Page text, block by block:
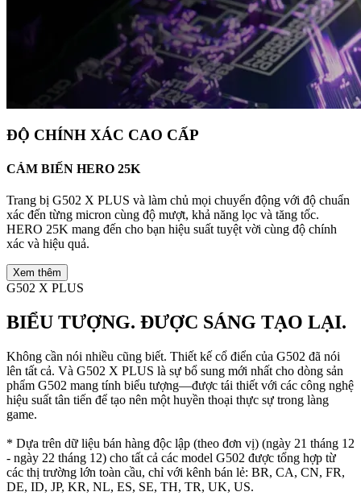
ĐỘ CHÍNH XÁC CAO CẤP
CẢM BIẾN HERO 25K
Trang bị G502 X PLUS và làm chủ mọi chuyển động với độ chuẩn
xác đến từng micron cùng độ mượt, khả năng lọc và tăng tốc.
HERO 25K mang đến cho bạn hiệu suất tuyệt vời cùng độ chính
xác và hiệu quả.
Xem thêm
G502 X PLUS
BIỂU TƯỢNG. ĐƯỢC SÁNG TẠO LẠI.
Không cần nói nhiều cũng biết. Thiết kế cổ điển của G502 đã nói
lên tất cả. Và G502 X PLUS là sự bổ sung mới nhất cho dòng sản
phẩm G502 mang tính biểu tượng—được tái thiết với các công nghệ
hiệu suất tân tiến để tạo nên một huyền thoại thực sự trong làng
game.
* Dựa trên dữ liệu bán hàng độc lập (theo đơn vị) (ngày 21 tháng 12
- ngày 22 tháng 12) cho tất cả các model G502 được tổng hợp từ
các thị trường lớn toàn cầu, chỉ với kênh bán lẻ: BR, CA, CN, FR,
DE, ID, JP, KR, NL, ES, SE, TH, TR, UK, US.